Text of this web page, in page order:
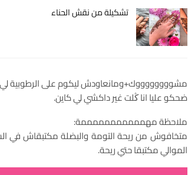
تشكيلة من نقش الحناء
مشووووووووك+ومانعاودش ليكوم على
ضحكو عليا انا ڭلت غير داكشي لي كاين.
ملاحظة مهمممممممممممة:
متخافوش من ريحة التومة والبضلة مكتبقاش في
الموالي مكتبقا حتي ريحة.